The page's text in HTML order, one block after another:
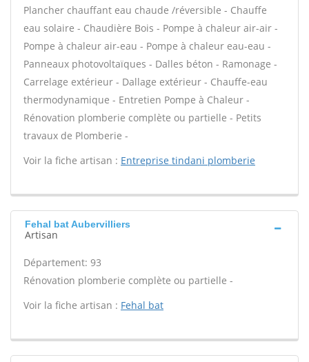
Plancher chauffant eau chaude /réversible - Chauffe
eau solaire - Chaudière Bois - Pompe à chaleur air-air -
Pompe à chaleur air-eau - Pompe à chaleur eau-eau -
Panneaux photovoltaïques - Dalles béton - Ramonage -
Carrelage extérieur - Dallage extérieur - Chauffe-eau
thermodynamique - Entretien Pompe à Chaleur -
Rénovation plomberie complète ou partielle - Petits
travaux de Plomberie -
Voir la fiche artisan : Entreprise tindani plomberie
Fehal bat Aubervilliers
Artisan
Département: 93
Rénovation plomberie complète ou partielle -
Voir la fiche artisan : Fehal bat